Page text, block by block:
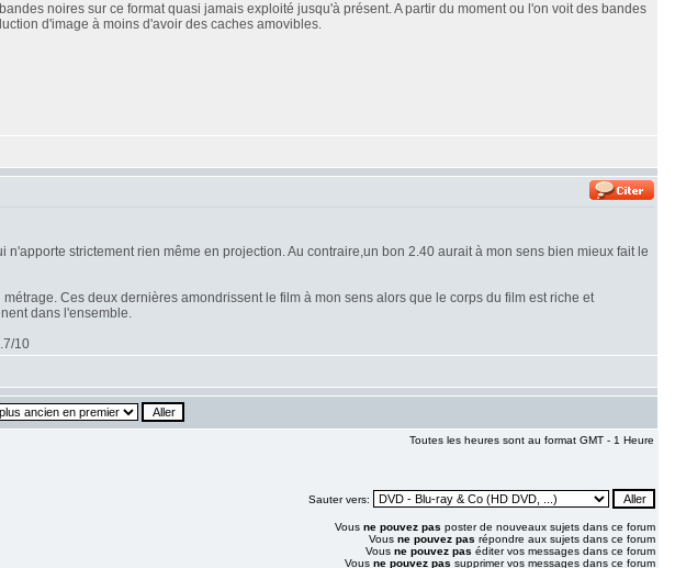
noires sur ce format quasi jamais exploité jusqu'à présent. A partir du moment ou l'on voit des bandes
d'image à moins d'avoir des caches amovibles.
strictement rien même en projection. Au contraire,un bon 2.40 aurait à mon sens bien mieux fait le
Ces deux dernières amondrissent le film à mon sens alors que le corps du film est riche et
dans l'ensemble.
10
Toutes les heures sont au format GMT - 1 Heure
Sauter vers:
Vous ne pouvez pas poster de nouveaux sujets dans ce forum
Vous ne pouvez pas répondre aux sujets dans ce forum
Vous ne pouvez pas éditer vos messages dans ce forum
Vous ne pouvez pas supprimer vos messages dans ce forum